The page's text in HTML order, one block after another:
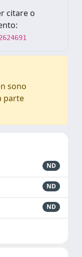
citare o
sono
parte
ND
ND
ND